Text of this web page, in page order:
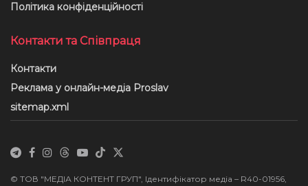
Політика конфіденційності
Контакти та Співпраця
Контакти
Реклама у онлайн-медіа Proslav
sitemap.xml
© ТОВ "МЕДІА КОНТЕНТ ГРУП", Ідентифікатор медіа – R40-01956,